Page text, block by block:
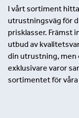
I vårt sortiment
utrustningsväg för
prisklasser. Främst
utbud av
din utrustning, men
exklusivare varor
sortimentet för våra